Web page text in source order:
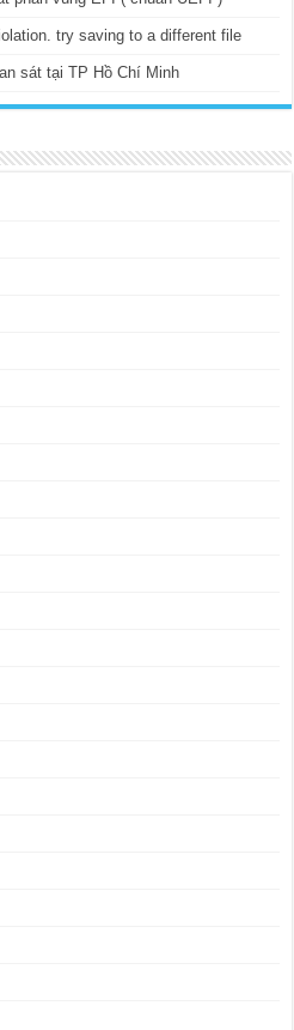
try saving to a different file
sát tại TP Hồ Chí Minh